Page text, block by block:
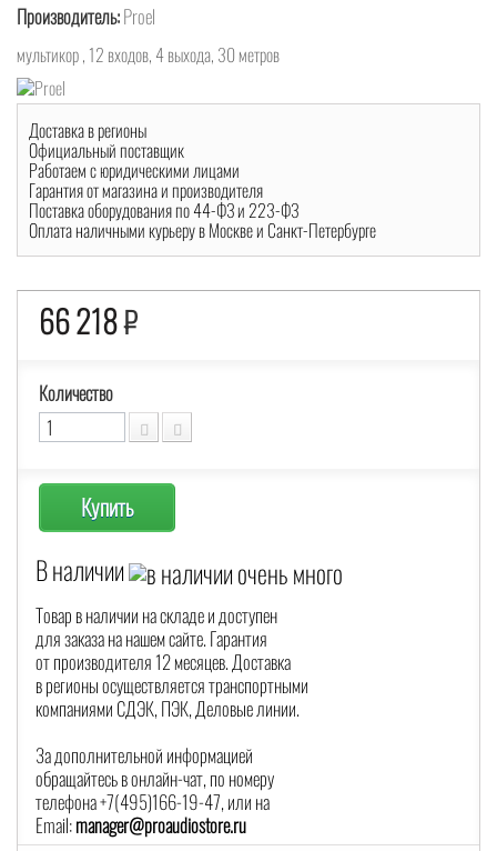
Производитель:Proel
мультикор , 12 входов, 4 выхода, 30 метров
Доставка в регионы
Официальный поставщик
Работаем с юридическими лицами
Гарантия от магазина и производителя
Поставка оборудования по 44-ФЗ и 223-ФЗ
Оплата наличными курьеру в Москве и Санкт-Петербурге
66 218₽
Количество
Купить
В наличии
Товар в наличии на складе и доступен
для заказа на нашем сайте. Гарантия
от производителя 12 месяцев. Доставка
в регионы осуществляется транспортными
компаниями СДЭК, ПЭК, Деловые линии.
За дополнительной информацией
обращайтесь в онлайн-чат, по номеру
телефона +7(495)166-19-47, или на
Email:manager@proaudiostore.ru